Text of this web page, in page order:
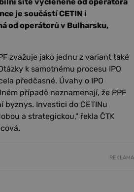
je součástí CETIN i
od operátorů v Bulharsku,
zvažuje jako jednu z variant také
k samotnému procesu IPO
předčasné. Úvahy o IPO
případě neznamenají, že PPF
byznys. Investici do CETINu
a strategickou," řekla ČTK
REKLAMA